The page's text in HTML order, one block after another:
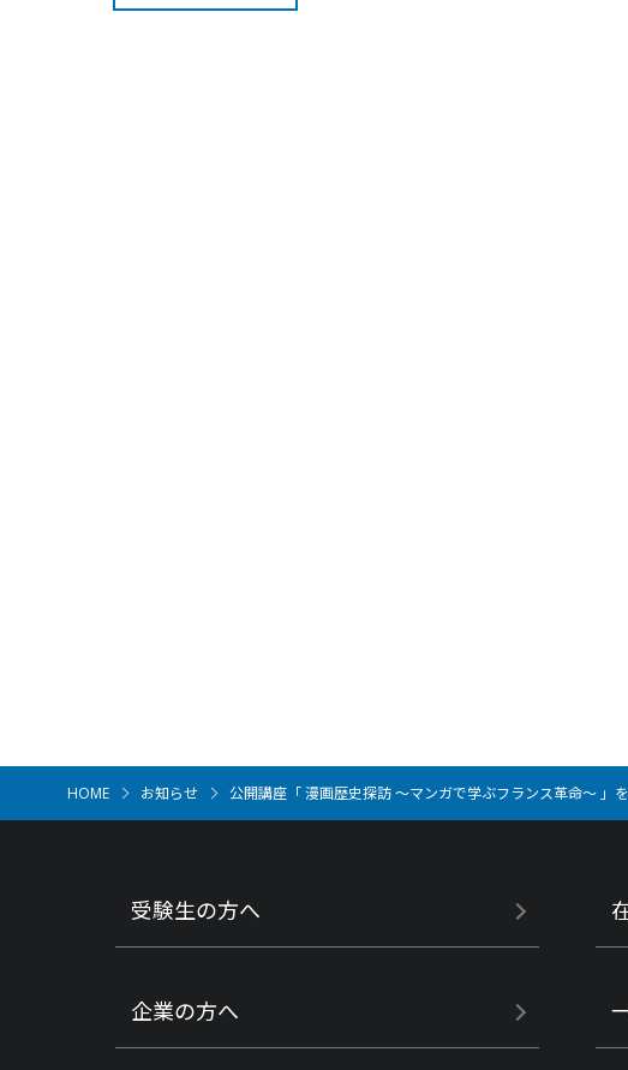
HOME お知らせ 公開講座「 漫画歴史探訪 ～マンガで学ぶフランス革命～ 」
受験生の方へ
企業の方へ